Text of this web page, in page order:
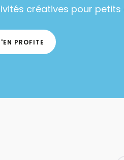
créatives pour petits
PROFITE